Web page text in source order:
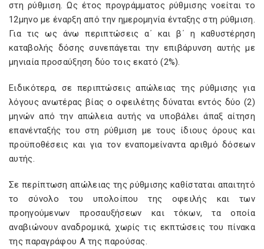
στη ρύθμιση. Ως έτος προγράμματος ρύθμισης νοείται το
12μηνο με έναρξη από την ημερομηνία ένταξης στη ρύθμιση.
Για τις ως άνω περιπτώσεις α΄ και β΄ η καθυστέρηση
καταβολής δόσης συνεπάγεται την επιβάρυνση αυτής με
μηνιαία προσαύξηση δύο τοις εκατό (2%).
Ειδικότερα, σε περιπτώσεις απώλειας της ρύθμισης για
λόγους ανωτέρας βίας ο οφειλέτης δύναται εντός δύο (2)
μηνών από την απώλεια αυτής να υποβάλει άπαξ αίτηση
επανένταξής του στη ρύθμιση με τους ίδιους όρους και
προϋποθέσεις και για τον εναπομείναντα αριθμό δόσεων
αυτής.
Σε περίπτωση απώλειας της ρύθμισης καθίσταται απαιτητό
το σύνολο του υπολοίπου της οφειλής και των
προηγούμενων προσαυξήσεων και τόκων, τα οποία
αναβιώνουν αναδρομικά, χωρίς τις εκπτώσεις του πίνακα
της παραγράφου Α της παρούσας.